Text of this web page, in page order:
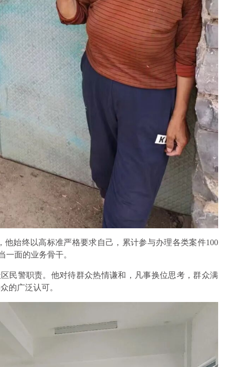
他始终以高标准严格要求自己，累计参与办理各类案件100
一面的业务骨干。
民警职责。他对待群众热情谦和，凡事换位思考，群众满
的广泛认可。